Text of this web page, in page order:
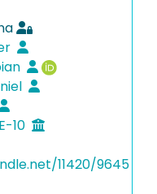
10
11420/9645